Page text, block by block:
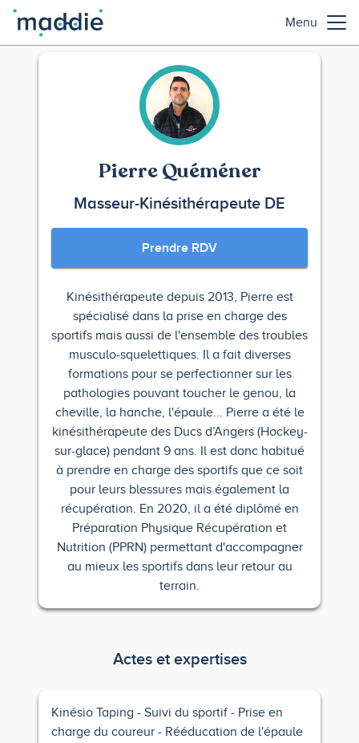
Menu
Pierre Quéméner
Masseur-Kinésithérapeute DE
Prendre RDV
Kinésithérapeute depuis 2013, Pierre est
spécialisé dans la prise en charge des
sportifs mais aussi de l'ensemble des troubles
musculo-squelettiques. Il a fait diverses
formations pour se perfectionner sur les
pathologies pouvant toucher le genou, la
cheville, la hanche, l'épaule... Pierre a été le
kinésithérapeute des Ducs d’Angers (Hockey-
sur-glace) pendant 9 ans. Il est donc habitué
à prendre en charge des sportifs que ce soit
pour leurs blessures mais également la
récupération. En 2020, il a été diplômé en
Préparation Physique Récupération et
Nutrition (PPRN) permettant d'accompagner
au mieux les sportifs dans leur retour au
terrain.
Actes et expertises
Kinésio Taping Suivi du sportif
Prise en
charge du coureur
Rééducation de l'épaule